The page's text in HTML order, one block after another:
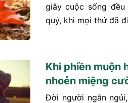
giây cuộc sống
quý, khi mọi thứ đã
Khi phiền muộn
nhoẻn miệng
Đời người ngắn